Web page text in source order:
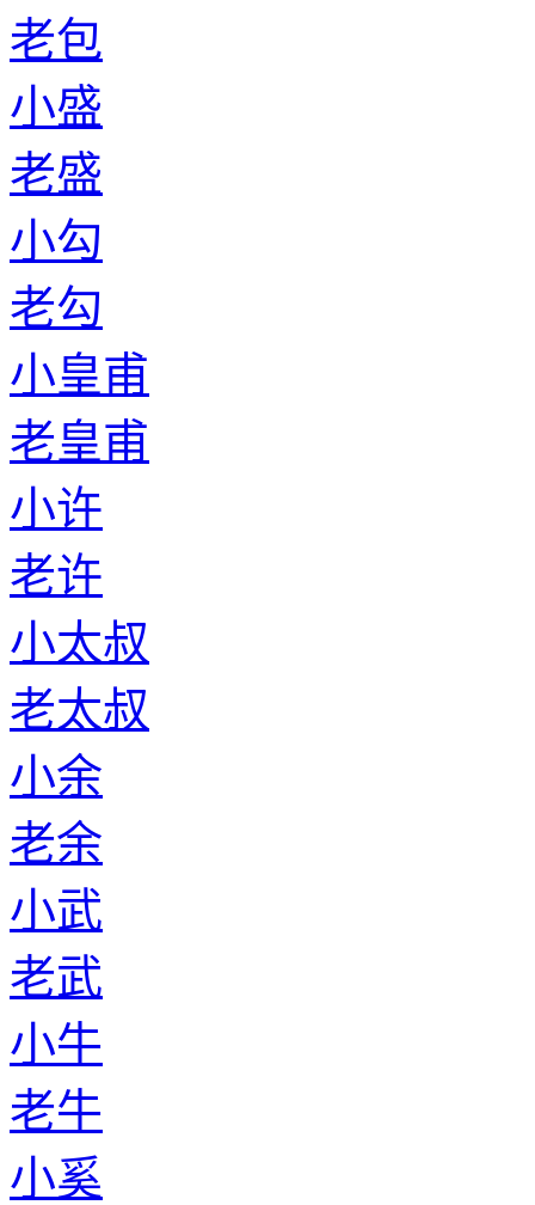
老包
小盛
老盛
小勾
老勾
小皇甫
老皇甫
小许
老许
小太叔
老太叔
小余
老余
小武
老武
小牛
老牛
小奚